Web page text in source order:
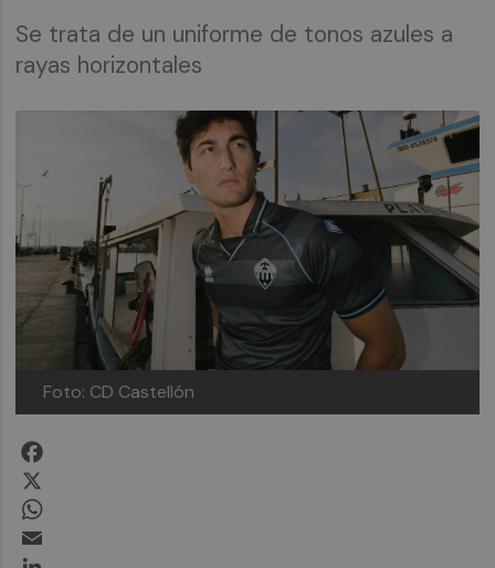
Se trata de un uniforme de tonos azules a
rayas horizontales
Foto: CD Castellón